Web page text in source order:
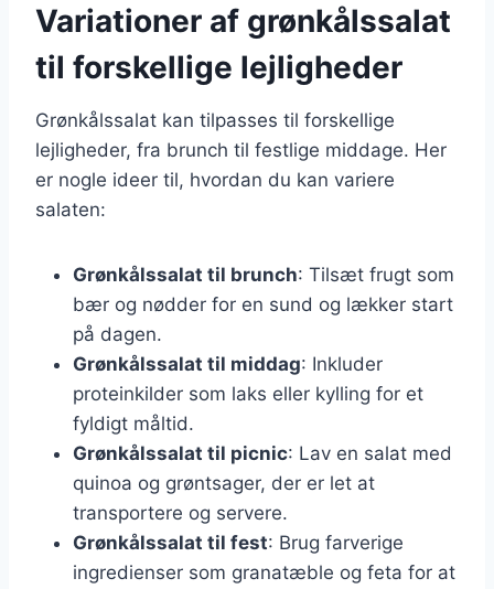
Variationer af grønkålssalat
til forskellige lejligheder
Grønkålssalat kan tilpasses til forskellige
lejligheder, fra brunch til festlige middage. Her
er nogle ideer til, hvordan du kan variere
salaten:
Grønkålssalat til brunch: Tilsæt frugt som
bær og nødder for en sund og lækker start
på dagen.
Grønkålssalat til middag: Inkluder
proteinkilder som laks eller kylling for et
fyldigt måltid.
Grønkålssalat til picnic: Lav en salat med
quinoa og grøntsager, der er let at
transportere og servere.
Grønkålssalat til fest: Brug farverige
ingredienser som granatæble og feta for at